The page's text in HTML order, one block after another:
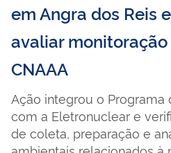
em Angra dos Reis
avaliar
CNAAA
Ação integrou o Programa
com a Eletronuclear e
de coleta, preparação e